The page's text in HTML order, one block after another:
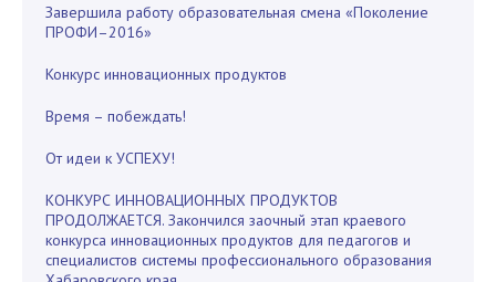
Завершила работу образовательная смена «Поколение
ПРОФИ–2016»
Конкурс инновационных продуктов
Время – побеждать!
От идеи к УСПЕХУ!
КОНКУРС ИННОВАЦИОННЫХ ПРОДУКТОВ
ПРОДОЛЖАЕТСЯ. Закончился заочный этап краевого
конкурса инновационных продуктов для педагогов и
специалистов системы профессионального образования